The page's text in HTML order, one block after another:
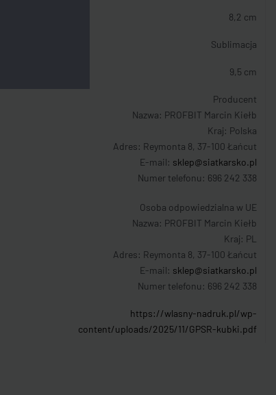
8,2 cm
Sublimacja
9,5 cm
Producent
Nazwa: PROFBIT Marcin Kiełb
Kraj: Polska
Adres: Reymonta 8, 37-100 Łańcut
E-mail: sklep@siatkarsko.pl
Numer telefonu: 696 242 338
Osoba odpowiedzialna w UE
Nazwa: PROFBIT Marcin Kiełb
Kraj: PL
Adres: Reymonta 8, 37-100 Łańcut
E-mail: sklep@siatkarsko.pl
Numer telefonu: 696 242 338
https://wlasny-nadruk.pl/wp-
content/uploads/2025/11/GPSR-kubki.pdf